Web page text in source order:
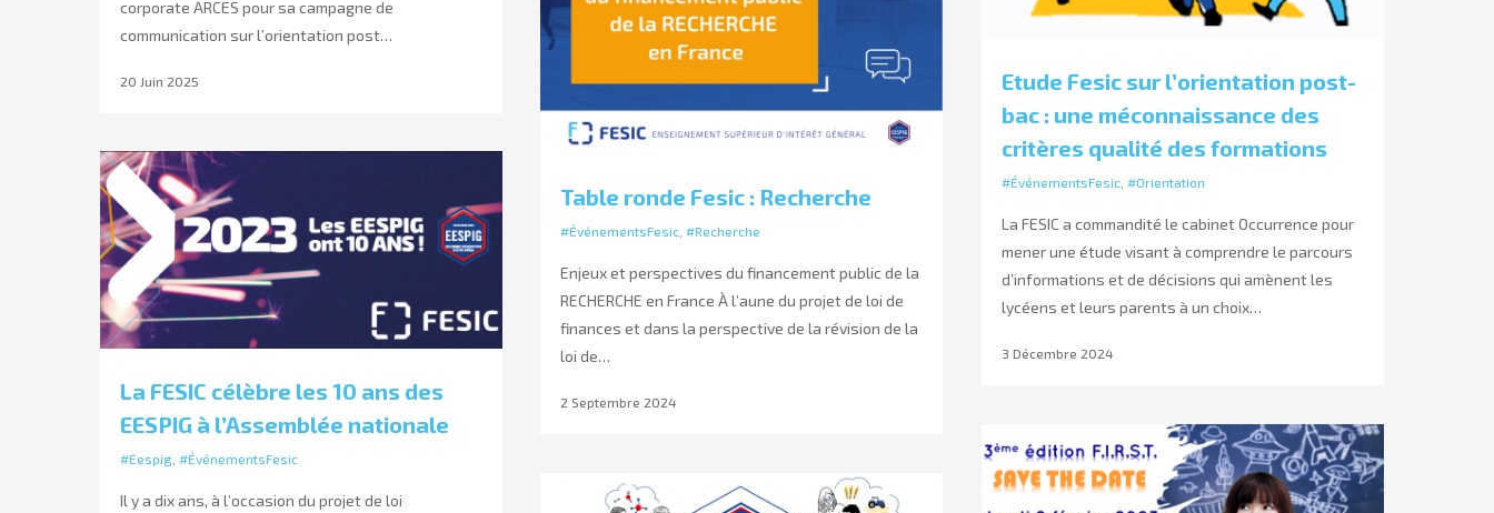
corporate ARCES pour sa campagne de
communication sur l’orientation post…
20 Juin 2025
Etude Fesic sur l’orientation post-
bac : une méconnaissance des
critères qualité des formations
#ÉvénementsFesic #Orientation
La FESIC a commandité le cabinet Occurrence pour
mener une étude visant à comprendre le parcours
d’informations et de décisions qui amènent les
lycéens et leurs parents à un choix…
3 Décembre 2024
Table ronde Fesic : Recherche
#ÉvénementsFesic #Recherche
Enjeux et perspectives du financement public de la
RECHERCHE en France À l’aune du projet de loi de
finances et dans la perspective de la révision de la
loi de…
2 Septembre 2024
La FESIC célèbre les 10 ans des
EESPIG à l’Assemblée nationale
#Eespig #ÉvénementsFesic
Il y a dix ans, à l’occasion du projet de loi